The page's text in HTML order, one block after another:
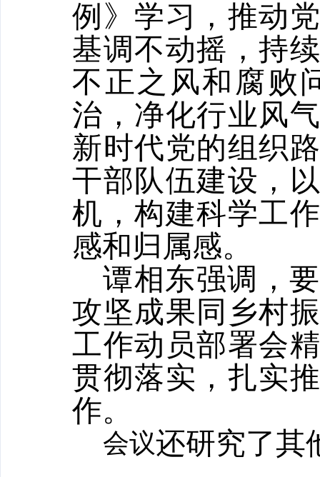
例》学习，推动
基调不动摇，持
不正之风和腐败
治，净化行业风
新时代党的组织
干部队伍建设，
机，构建科学工
感和归属感。
谭相东强调，
攻坚成果同乡村
工作动员部署会
贯彻落实，扎实
作。
会议还研究了其